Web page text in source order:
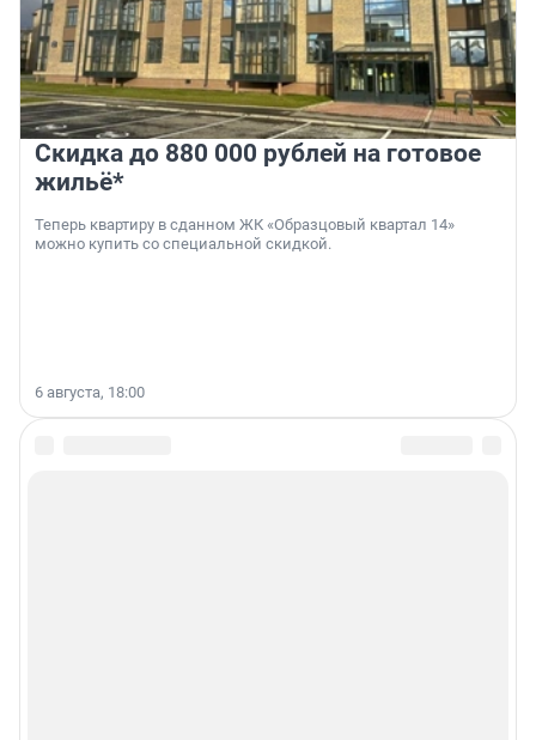
Скидка до 880 000 рублей на готовое
жильё*
Теперь квартиру в сданном ЖК «Образцовый квартал 14»
можно купить со специальной скидкой.
6 августа, 18:00